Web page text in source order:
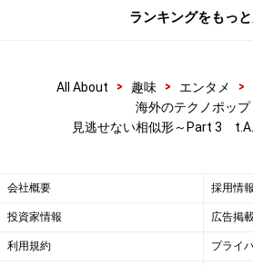
ランキングをもっ
All About > 趣味 > エンタメ >
海外のテクノポップ
見逃せない相似形～Part 3
会社概要 採用情報
投資家情報 広告掲
利用規約 プライ